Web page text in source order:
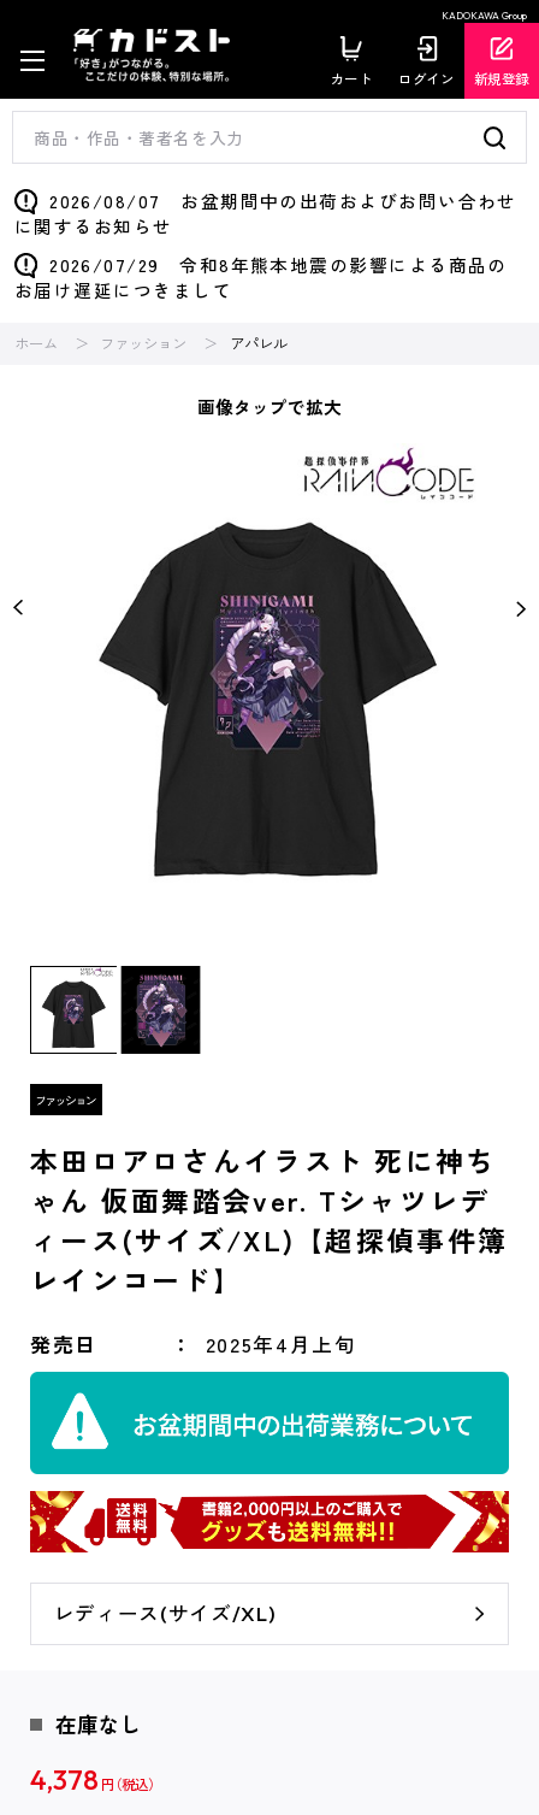
KADOKAWA Group
カート ログイン 新規登録
2026/08/07 お盆期間中の出荷およびお問い合わせ
に関するお知らせ
2026/07/29 令和8年熊本地震の影響による商品の
お届け遅延につきまして
ホーム ファッション アパレル
画像タップで拡大
本田ロアロさんイラスト 死に神ち
ゃん 仮面舞踏会ver. Tシャツレデ
ィース(サイズ/XL)【超探偵事件簿
レインコード】
発売日 2025年4月上旬
レディース(サイズ/XL)
在庫なし
4,378 円